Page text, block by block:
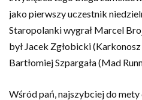
jako pierwszy uczestnik
Staropolanki wygrał Marcel
był Jacek Zgłobicki
Bartłomiej Szpargała (Mad
Wśród pań, najszybciej do mety